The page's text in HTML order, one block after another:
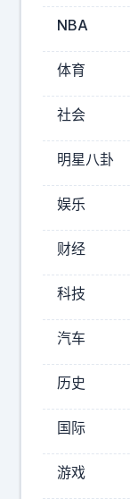
管
明
星
找
女
的
替
自
己
生
娃
那
种
所
是
的
NBA
体育
社会
明星八卦
娱乐
财经
科技
汽车
历史
国际
游戏